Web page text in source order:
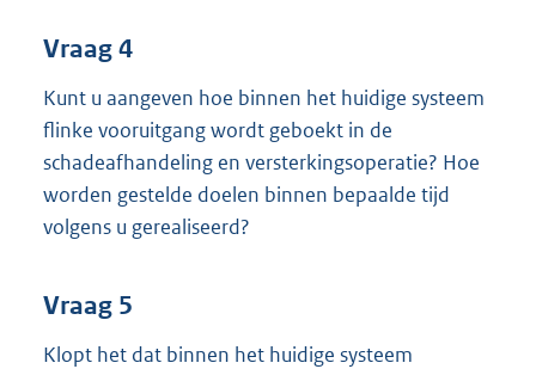
Vraag 4
Kunt u aangeven hoe binnen het huidige systeem
flinke vooruitgang wordt geboekt in de
schadeafhandeling en versterkingsoperatie? Hoe
worden gestelde doelen binnen bepaalde tijd
volgens u gerealiseerd?
Vraag 5
Klopt het dat binnen het huidige systeem